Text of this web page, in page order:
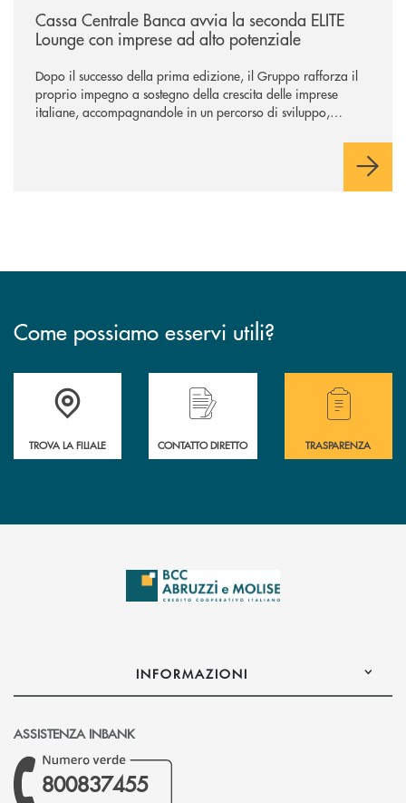
Cassa Centrale Banca avvia la seconda ELITE
Lounge con imprese ad alto potenziale
Dopo il successo della prima edizione, il Gruppo rafforza il
proprio impegno a sostegno della crescita delle imprese
italiane, accompagnandole in un percorso di sviluppo,
Come possiamo esservi utili?
Accedi all' elenco completo delle filiali .
TROVA LA FILIALE CONTATTO DIRETTO
Hai bisogno di
TRASPARENZA
INFORMAZIONI
ASSISTENZA INBANK
800837455